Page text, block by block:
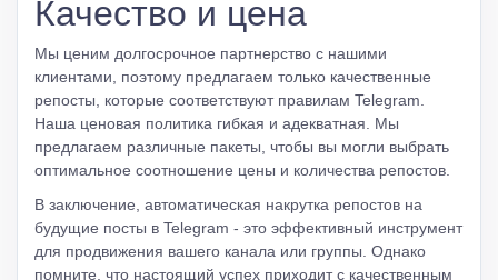
Качество и цена
Мы ценим долгосрочное партнерство с нашими
клиентами, поэтому предлагаем только качественные
репосты, которые соответствуют правилам Telegram.
Наша ценовая политика гибкая и адекватная. Мы
предлагаем различные пакеты, чтобы вы могли выбрать
оптимальное соотношение цены и количества репостов.
В заключение, автоматическая накрутка репостов на
будущие посты в Telegram - это эффективный инструмент
для продвижения вашего канала или группы. Однако
помните, что настоящий успех приходит с качественным